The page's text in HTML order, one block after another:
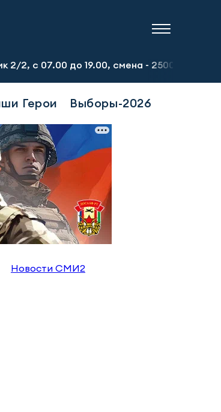
до 19.00, смена - 2500 рублей. Пр-т
Герои Выборы-2026
Новости СМИ2